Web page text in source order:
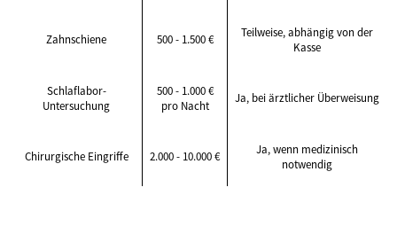
Zahnschiene 500 - 1.500 €
Teilweise, abhängig von der
Kasse
Schlaflabor-
Untersuchung
500 - 1.000 €
pro Nacht
Ja, bei ärztlicher Überweisung
Chirurgische Eingriffe 2.000 - 10.000 €
Ja, wenn medizinisch
notwendig